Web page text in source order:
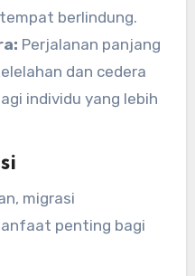
berlindung.
Perjalanan panjang
dan cedera
individu yang lebih
migrasi
penting bagi